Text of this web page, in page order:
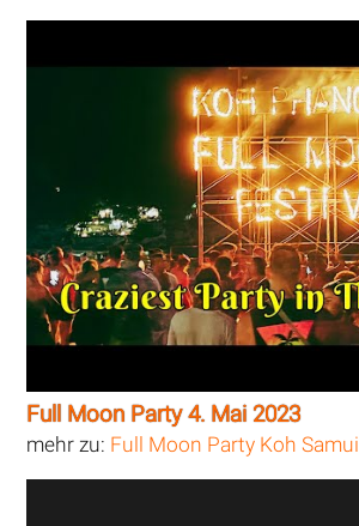
Full Moon Party 4. Mai 2023
mehr zu: Full Moon Party Koh Samui